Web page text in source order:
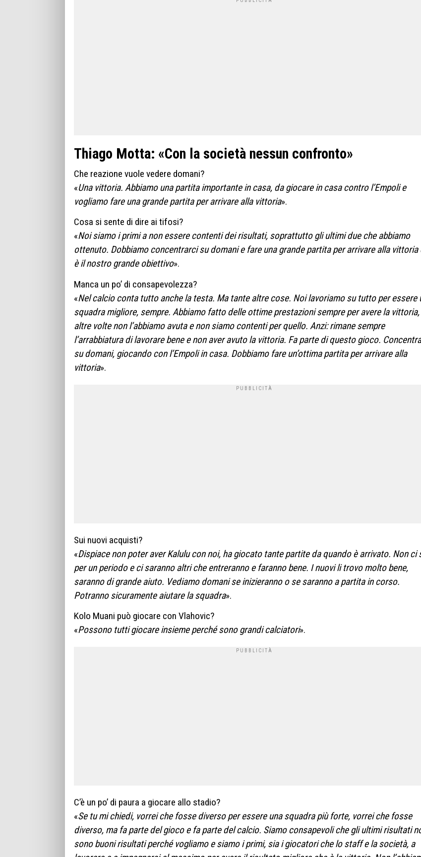
Thiago Motta: «Con la società nessun confronto»
Che reazione vuole vedere domani?
«Una vittoria. Abbiamo una partita importante in casa, da giocare in casa contro l’Empoli e
vogliamo fare una grande partita per arrivare alla vittoria».
Cosa si sente di dire ai tifosi?
«Noi siamo i primi a non essere contenti dei risultati, soprattutto gli ultimi due che abbiamo
ottenuto. Dobbiamo concentrarci su domani e fare una grande partita per arrivare alla vittoria
è il nostro grande obiettivo».
Manca un po’ di consapevolezza?
«Nel calcio conta tutto anche la testa. Ma tante altre cose. Noi lavoriamo su tutto per essere
squadra migliore, sempre. Abbiamo fatto delle ottime prestazioni sempre per avere la vittoria,
altre volte non l’abbiamo avuta e non siamo contenti per quello. Anzi: rimane sempre
l’arrabbiatura di lavorare bene e non aver avuto la vittoria. Fa parte di questo gioco.
su domani, giocando con l’Empoli in casa. Dobbiamo fare un’ottima partita per arrivare alla
vittoria».
Sui nuovi acquisti?
«Dispiace non poter aver Kalulu con noi, ha giocato tante partite da quando è arrivato. Non ci
per un periodo e ci saranno altri che entreranno e faranno bene. I nuovi li trovo molto bene,
saranno di grande aiuto. Vediamo domani se inizieranno o se saranno a partita in corso.
Potranno sicuramente aiutare la squadra».
Kolo Muani può giocare con Vlahovic?
«Possono tutti giocare insieme perché sono grandi calciatori».
C’è un po’ di paura a giocare allo stadio?
«Se tu mi chiedi, vorrei che fosse diverso per essere una squadra più forte, vorrei che fosse
diverso, ma fa parte del gioco e fa parte del calcio. Siamo consapevoli che gli ultimi risultati
sono buoni risultati perché vogliamo e siamo i primi, sia i giocatori che lo staff e la società, a